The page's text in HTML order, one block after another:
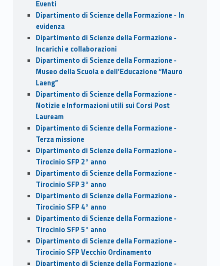
Eventi
Dipartimento di Scienze della Formazione - In
evidenza
Dipartimento di Scienze della Formazione -
Incarichi e collaborazioni
Dipartimento di Scienze della Formazione -
Museo della Scuola e dell’Educazione “Mauro
Laeng”
Dipartimento di Scienze della Formazione -
Notizie e Informazioni utili sui Corsi Post
Lauream
Dipartimento di Scienze della Formazione -
Terza missione
Dipartimento di Scienze della Formazione -
Tirocinio SFP 2° anno
Dipartimento di Scienze della Formazione -
Tirocinio SFP 3° anno
Dipartimento di Scienze della Formazione -
Tirocinio SFP 4° anno
Dipartimento di Scienze della Formazione -
Tirocinio SFP 5° anno
Dipartimento di Scienze della Formazione -
Tirocinio SFP Vecchio Ordinamento
Dipartimento di Scienze della Formazione -